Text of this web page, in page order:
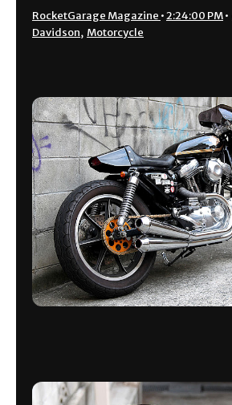
RocketGarage Magazine •2:24:00 PM•
Davidson, Motorcycle